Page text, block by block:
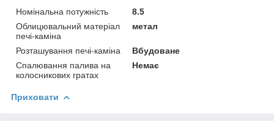
Номінальна потужність
8.5
Облицювальний матеріал
печі-каміна
метал
Розташування печі-каміна
Вбудоване
Спалювання палива на
колосникових гратах
Немає
Приховати